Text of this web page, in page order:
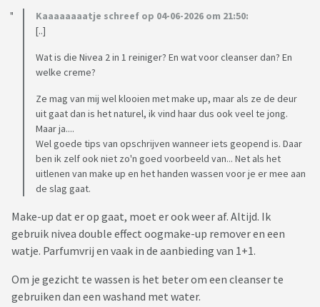
haar kopen en en waar moet ik op letten bij de spullen die ze
zelf koopt?
Kaaaaaaaatje schreef op 04-06-2026 om 21:50:
[..]
Wat is die Nivea 2 in 1 reiniger? En wat voor cleanser dan? En
welke creme?
Ze mag van mij wel klooien met make up, maar als ze de deur
uit gaat dan is het naturel, ik vind haar dus ook veel te jong.
Maar ja....
Wel goede tips van opschrijven wanneer iets geopend is. Daar
ben ik zelf ook niet zo'n goed voorbeeld van... Net als het
uitlenen van make up en het handen wassen voor je er mee aan
de slag gaat.
Make-up dat er op gaat, moet er ook weer af. Altijd. Ik
gebruik nivea double effect oogmake-up remover en een
watje. Parfumvrij en vaak in de aanbieding van 1+1.
Om je gezicht te wassen is het beter om een cleanser te
gebruiken dan een washand met water.